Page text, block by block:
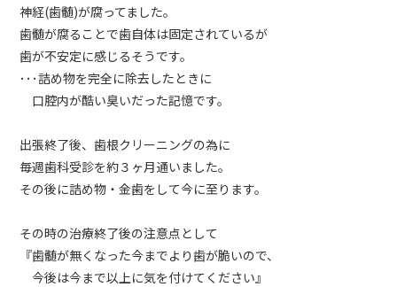
神経(歯髄)が腐ってました。
歯髄が腐ることで歯自体は固定されているが
歯が不安定に感じるそうです。
･･･詰め物を完全に除去したときに
口腔内が酷い臭いだった記憶です。
出張終了後、歯根クリーニングの為に
毎週歯科受診を約３ヶ月通いました。
その後に詰め物・金歯をして今に至ります。
その時の治療終了後の注意点として
『歯髄が無くなった今までより歯が脆いので、
今後は今まで以上に気を付けてください』